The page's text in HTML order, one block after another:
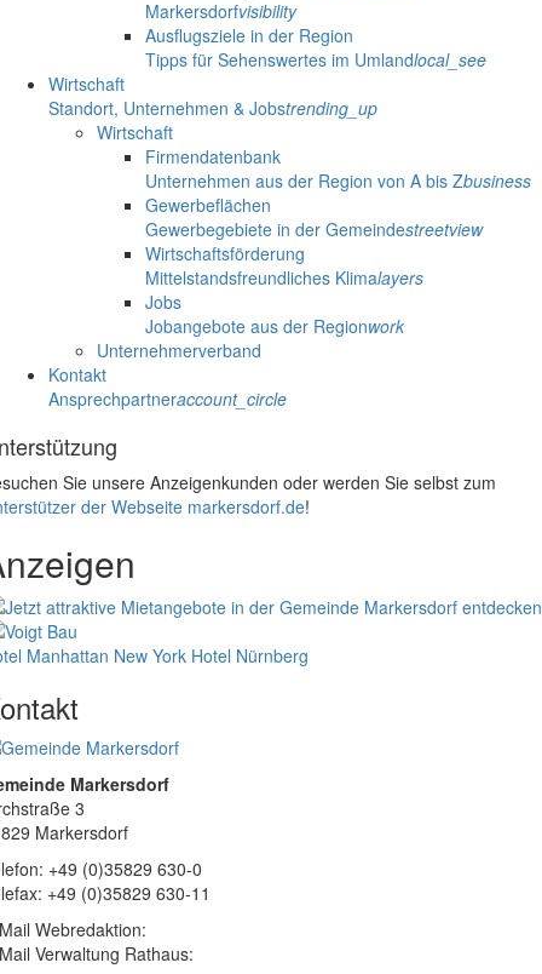
Markersdorfvisibility
Ausflugsziele in der Region
Tipps für Sehenswertes im Umlandlocal_see
Wirtschaft
Standort, Unternehmen & Jobstrending_up
Wirtschaft
Firmendatenbank
Unternehmen aus der Region von A bis Zbusiness
Gewerbeflächen
Gewerbegebiete in der Gemeindestreetview
Wirtschaftsförderung
Mittelstandsfreundliches Klimalayers
Jobs
Jobangebote aus der Regionwork
Unternehmerverband
Kontakt
Ansprechpartneraccount_circle
Sie unsere Anzeigenkunden oder werden Sie selbst zum
der Webseite markersdorf.de!
Manhattan New York Hotel Nürnberg
Markersdorf
3
Markersdorf
+49 (0)35829 630-0
+49 (0)35829 630-11
Webredaktion:
Verwaltung Rathaus: